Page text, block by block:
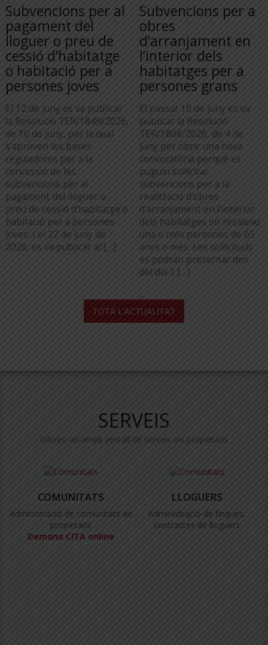
Subvencions per al
pagament del
lloguer o preu de
cessió d’habitatge
o habitació per a
persones joves
El 12 de juny es va publicar
la Resolució TER/1849/2026,
de 10 de juny, per la qual
s’aproven les bases
reguladores per a la
concessió de les
subvencions per al
pagament del lloguer o
preu de cessió d’habitatge o
habitació per a persones
joves. I el 22 de juny de
2026, es va publicar al […]
...
Subvencions per a
obres
d’arranjament en
l’interior dels
habitatges per a
persones grans
El passat 10 de juny es va
publicar la Resolució
TER/1808/2026, de 4 de
juny per obrir una nova
convocatòria perquè es
puguin sol·licitar
subvencions per a la
realització d’obres
d’arranjament en l’interior
dels habitatges on resideixi
una o més persones de 65
anys o més. Les sol·licituds
es podran presentar des
del dia 1 […]
...
TOTA L'ACTUALITAT
SERVEIS
Oferim un ampli ventall de serveis als propietaris
COMUNITATS
Administració de comunitats de
propietaris
Demana CITA online
LLOGUERS
Administració de finques,
contractes de lloguers